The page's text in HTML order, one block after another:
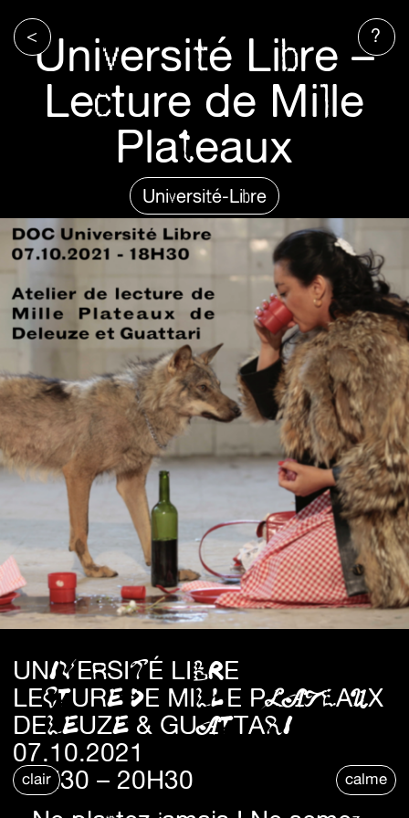
clair calme
< ?
Université Libre –
Lecture de Mille
Plateaux
Université-Libre
UNIVERSITÉ LIBRE
LECTURE DE MILLE PLATEAUX
DELEUZE & GUATTARI
07.10.2021
18H30 – 20H30